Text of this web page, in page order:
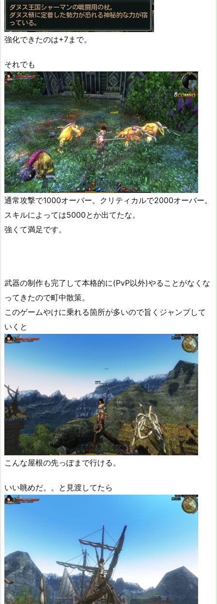
強化できたのは+7まで。
それでも
通常攻撃で1000オーバー。クリティカルで2000オーバー。
スキルによっては5000とか出てたな。
強くて満足です。
武器の制作も完了して本格的に(PvP以外)やることがなくな
ってきたので町中散策。
このゲームやけに乗れる箇所が多いので旨くジャンプして
いくと
こんな屋根の先っぽまで行ける。
いい眺めだ。。と見渡してたら